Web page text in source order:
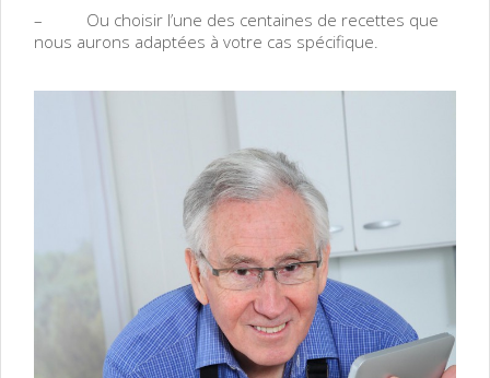
– Ou choisir l’une des centaines de recettes que
nous aurons adaptées à votre cas spécifique.